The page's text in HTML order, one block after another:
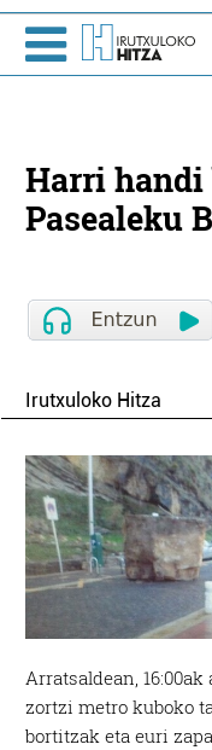
Harri handi
Pasealeku
Irutxuloko Hitza
Arratsaldean,
zortzi metro kuboko
bortitzak eta euri